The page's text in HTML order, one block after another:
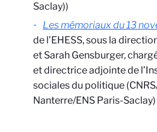
Saclay))
Les mémoriaux du 13
de l’EHESS, sous la
et Sarah Gensburger,
et directrice adjointe de
sociales du politique
Nanterre/ENS Paris-Saclay)